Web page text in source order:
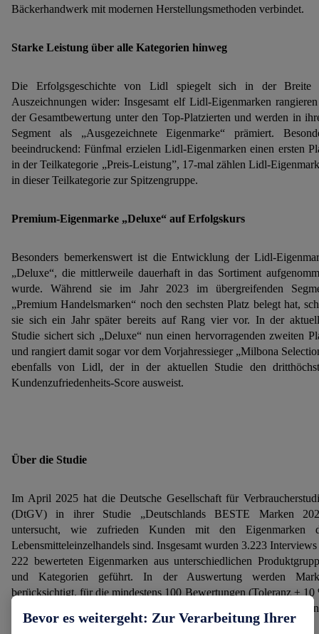
Bäckerhandwerk mit modernen Herstellungsmethoden verbindet.
Starke Leistung über alle Kategorien hinweg
Die Erfolgsgeschichte von Lidl spiegelt sich in der Breite
Auszeichnungen wider: Insgesamt elf Lidl-Eigenmarken
der Gesamtbewertung unter den Top-Platzierten und werden in
Segment als „Ausgezeichnete Eigenmarke“ prämiert.
beeindruckend: Fünfmal erzielen Lidl-Eigenmarken einen ersten
in der Teilkategorie „Preis-Leistung”, 17-mal zählen Lidl-
in dieser Teilkategorie zur Spitzengruppe.
Premium-Eigenmarke „Deluxe“ auf Erfolgskurs
Besonders bemerkenswert ist die Entwicklung der Lidl-
„Deluxe“, die mittlerweile dauerhaft in das Sortiment
wurde. Während sie im Jahr 2023 im übergreifenden
„Premium Handelsmarken“ noch den sechsten Platz belegt hat,
sie sich ein Jahr später bereits auf Rang vier vor. In der
Studie sichert sich „Deluxe“ nun einen hervorragenden zweiten
und rangiert damit sogar vor dem Vorjahressieger „Milbona
ebenfalls von Lidl, der in der aktuellen Studie den
Kundenzufriedenheits-Score ausweist.
Über die Studie
Im April 2025 hat die Deutsche Gesellschaft für
(DtGV) in ihrer Studie „Deutschlands BESTE Marken
untersucht, wie zufrieden Kunden mit den Eigenmarken
Lebensmitteleinzelhandels sind. Insgesamt wurden 3.223 Interviews
222 bewerteten Eigenmarken aus unterschiedlichen
und Kategorien geführt. In der Auswertung werden
berücksichtigt, für die mindestens 100 Bewertungen (Toleranz ± 10
abgegeben wurden; in einzelnen Kategorien kann die Anzahl
liegen.
Bevor es weitergeht: Zur Verarbeitung Ihrer